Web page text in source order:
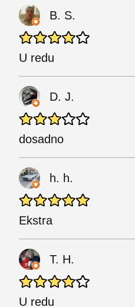
B. S.
U redu
D. J.
dosadno
h. h.
Ekstra
T. H.
U redu